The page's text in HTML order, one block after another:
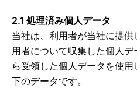
2.1 処理済み個人データ
当社は、利用者が当社に提
用者について収集した個人
ら受領した個人データを使
下のデータです。